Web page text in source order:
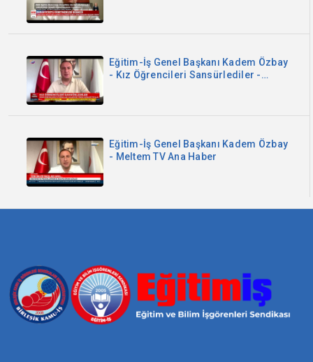
Eğitim-İş Genel Başkanı Kadem Özbay
- Kız Öğrencileri Sansürlediler -
Eğitim-İş Genel Başkanı Kadem Özbay
- Meltem TV Ana Haber